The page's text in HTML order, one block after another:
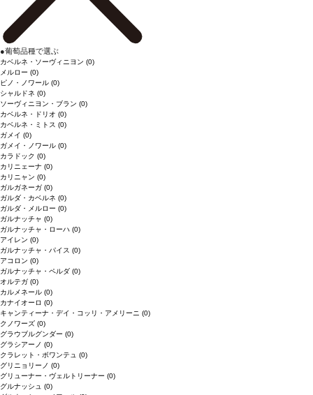
●葡萄品種で選ぶ
カベルネ・ソーヴィニヨン (0)
メルロー (0)
ピノ・ノワール (0)
シャルドネ (0)
ソーヴィニヨン・ブラン (0)
カベルネ・ドリオ (0)
カベルネ・ミトス (0)
ガメイ (0)
ガメイ・ノワール (0)
カラドック (0)
カリニェーナ (0)
カリニャン (0)
ガルガネーガ (0)
ガルダ・カベルネ (0)
ガルダ・メルロー (0)
ガルナッチャ (0)
ガルナッチャ・ローハ (0)
アイレン (0)
ガルナッチャ・パイス (0)
アコロン (0)
ガルナッチャ・ペルダ (0)
オルテガ (0)
カルメネール (0)
カナイオーロ (0)
キャンティーナ・デイ・コッリ・アメリーニ (0)
クノワーズ (0)
グラウブルグンダー (0)
グラシアーノ (0)
クラレット・ボワンテュ (0)
グリニョリーノ (0)
グリューナー・ヴェルトリーナー (0)
グルナッシュ (0)